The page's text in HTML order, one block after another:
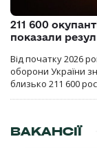
211 600
показали
Від початку 2026
оборони України
близько 211 600
ВАКАНСІЇ